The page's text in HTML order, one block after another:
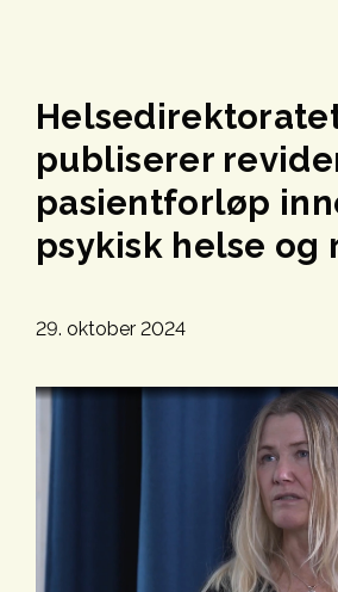
publiserer
pasientforløp
psykisk helse og
29. oktober 2024